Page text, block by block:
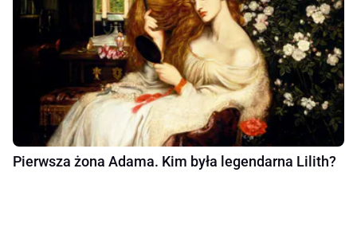
Pierwsza żona Adama. Kim była legendarna Lilith?